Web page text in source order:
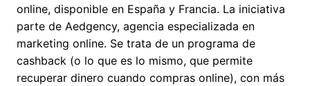
online, disponible en España y Francia. La iniciativa
parte de Aedgency, agencia especializada en
marketing online. Se trata de un programa de
cashback (o lo que es lo mismo, que permite
recuperar dinero cuando compras online), con más